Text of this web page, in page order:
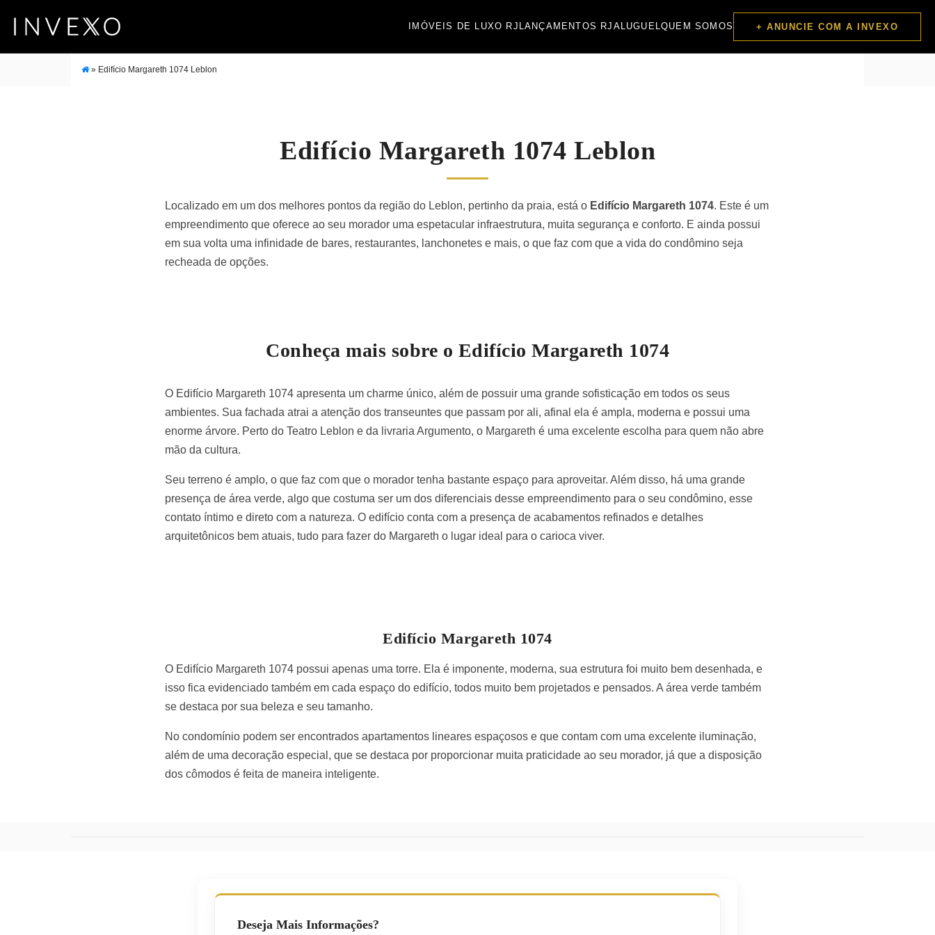
IMÓVEIS DE LUXO RJ LANÇAMENTOS RJ ALUGUELQUEM SOMOS + ANUNCIE COM A INVEXO
» Edifício Margareth 1074 Leblon
Edifício Margareth 1074 Leblon
Localizado em um dos melhores pontos da região do Leblon, pertinho da praia, está o Edifício Margareth 1074. Este é um
empreendimento que oferece ao seu morador uma espetacular infraestrutura, muita segurança e conforto. E ainda possui
em sua volta uma infinidade de bares, restaurantes, lanchonetes e mais, o que faz com que a vida do condômino seja
recheada de opções.
Conheça mais sobre o Edifício Margareth 1074
O Edifício Margareth 1074 apresenta um charme único, além de possuir uma grande sofisticação em todos os seus
ambientes. Sua fachada atrai a atenção dos transeuntes que passam por ali, afinal ela é ampla, moderna e possui uma
enorme árvore. Perto do Teatro Leblon e da livraria Argumento, o Margareth é uma excelente escolha para quem não abre
mão da cultura.
Seu terreno é amplo, o que faz com que o morador tenha bastante espaço para aproveitar. Além disso, há uma grande
presença de área verde, algo que costuma ser um dos diferenciais desse empreendimento para o seu condômino, esse
contato íntimo e direto com a natureza. O edifício conta com a presença de acabamentos refinados e detalhes
arquitetônicos bem atuais, tudo para fazer do Margareth o lugar ideal para o carioca viver.
Edifício Margareth 1074
O Edifício Margareth 1074 possui apenas uma torre. Ela é imponente, moderna, sua estrutura foi muito bem desenhada, e
isso fica evidenciado também em cada espaço do edifício, todos muito bem projetados e pensados. A área verde também
se destaca por sua beleza e seu tamanho.
No condomínio podem ser encontrados apartamentos lineares espaçosos e que contam com uma excelente iluminação,
além de uma decoração especial, que se destaca por proporcionar muita praticidade ao seu morador, já que a disposição
dos cômodos é feita de maneira inteligente.
Deseja Mais Informações?